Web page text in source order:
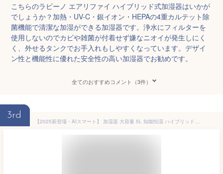
こちらのラビーノ エアリファイ ハイブリッド式加湿器はいかが
でしょうか？加熱・UV-C・銀イオン・HEPAの4重カルテット除
菌機能で清潔な加湿ができる加湿器です。浄水にフィルターを
使用しないのでカビや雑菌が付着せず嫌なニオイが発生しにく
く、外せるタンクでお手入れもしやすくなっています。デザイ
ン性と機能性に優れた安全性の高い加湿器でお勧めです。
全てのおすすめコメント（3件）
3rd
【2025新登場・AIスマート】 加湿器 大容量 5L 知能恒湿 ハイブリッド式加湿器 加熱式 &超音波式 4重除菌 & マイナスイオン 抗菌カートリッジ 空気清浄機能 100℃高温除菌 アロマ対応 上から注水 パワフル加湿 省エネ 静音設計 リモコン付き 空焚き防止 乾燥対策/花粉症対策 新生活 寝室/オフィス/会社/家庭用 日本語取扱説明書付き(ホワイト)